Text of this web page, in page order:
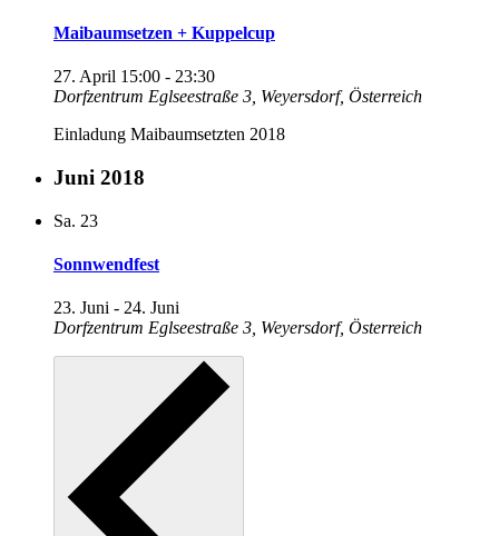
Maibaumsetzen + Kuppelcup
27. April 15:00 - 23:30
Dorfzentrum Eglseestraße 3, Weyersdorf, Österreich
Einladung Maibaumsetzten 2018
Juni 2018
Sa. 23
Sonnwendfest
23. Juni - 24. Juni
Dorfzentrum Eglseestraße 3, Weyersdorf, Österreich